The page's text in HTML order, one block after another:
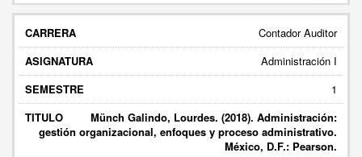
Contador Auditor
Administración I
1
Münch Galindo, Lourdes. (2018). Administración:
gestión organizacional, enfoques y proceso administrativo.
México, D.F.: Pearson.